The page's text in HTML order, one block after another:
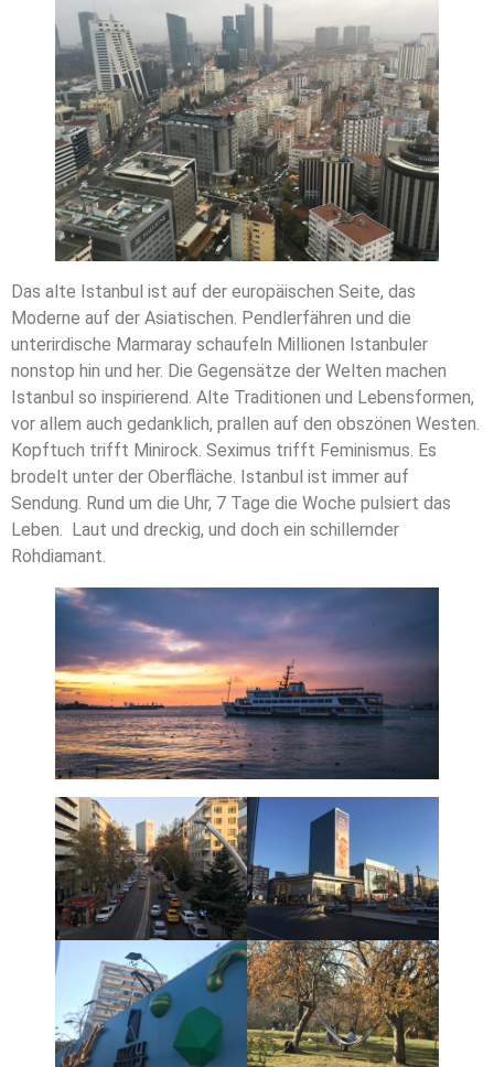
Das alte Istanbul ist auf der europäischen Seite, das
Moderne auf der Asiatischen. Pendlerfähren und die
unterirdische Marmaray schaufeln Millionen Istanbuler
nonstop hin und her. Die Gegensätze der Welten machen
Istanbul so inspirierend. Alte Traditionen und Lebensformen,
vor allem auch gedanklich, prallen auf den obszönen Westen.
Kopftuch trifft Minirock. Seximus trifft Feminismus. Es
brodelt unter der Oberfläche. Istanbul ist immer auf
Sendung. Rund um die Uhr, 7 Tage die Woche pulsiert das
Leben. Laut und dreckig, und doch ein schillernder
Rohdiamant.